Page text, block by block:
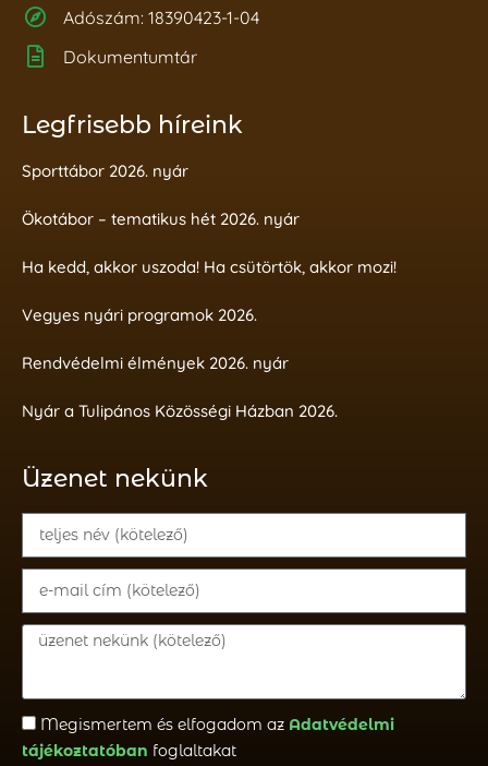
Adószám: 18390423-1-04
Dokumentumtár
Legfrisebb híreink
Sporttábor 2026. nyár
Ökotábor – tematikus hét 2026. nyár
Ha kedd, akkor uszoda! Ha csütörtök, akkor mozi!
Vegyes nyári programok 2026.
Rendvédelmi élmények 2026. nyár
Nyár a Tulipános Közösségi Házban 2026.
Üzenet nekünk
Megismertem és elfogadom az Adatvédelmi
tájékoztatóban foglaltakat